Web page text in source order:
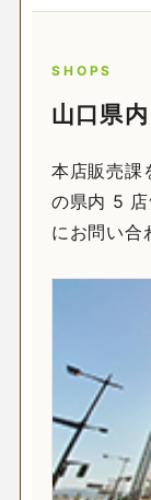
SHOPS
山口県
本店販売課
の県内 5
にお問い合